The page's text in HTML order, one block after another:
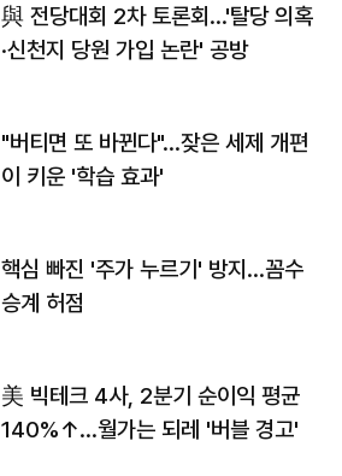
與 전당대회 2차 토론회…'탈당 의혹
·신천지 당원 가입 논란' 공방
"버티면 또 바뀐다"…잦은 세제 개편
이 키운 '학습 효과'
핵심 빠진 '주가 누르기' 방지…꼼수
승계 허점
美 빅테크 4사, 2분기 순이익 평균
140%↑…월가는 되레 '버블 경고'